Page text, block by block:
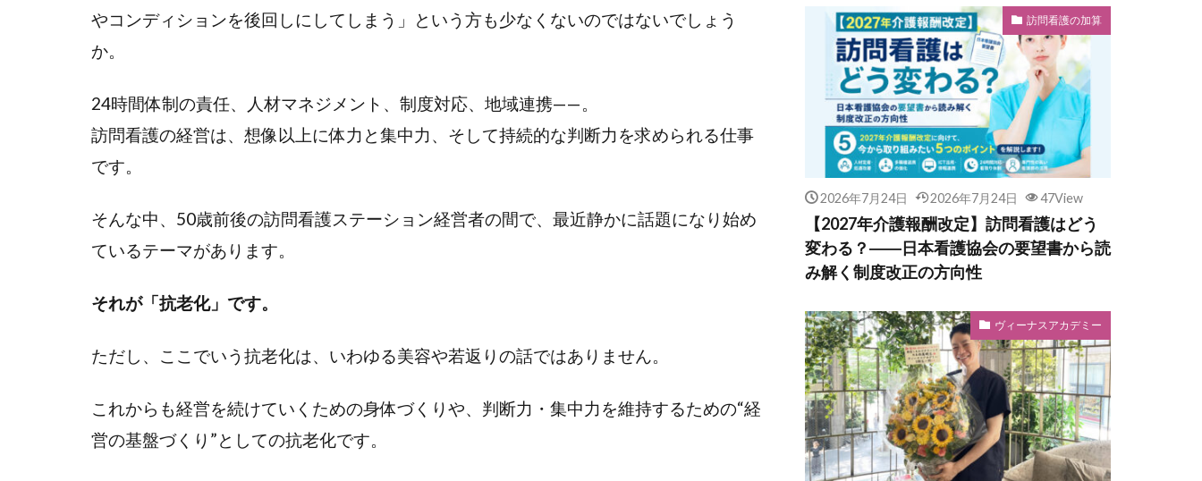
やコンディションを後回しにしてしまう」という方も少なくないのではないでしょう
か。
24時間体制の責任、人材マネジメント、制度対応、地域連携——。
訪問看護の経営は、想像以上に体力と集中力、そして持続的な判断力を求められる仕事
です。
そんな中、50歳前後の訪問看護ステーション経営者の間で、最近静かに話題になり始め
ているテーマがあります。
それが「抗老化」です。
ただし、ここでいう抗老化は、いわゆる美容や若返りの話ではありません。
これからも経営を続けていくための身体づくりや、判断力・集中力を維持するための“経
営の基盤づくり”としての抗老化です。
訪問看護の加算
2026年7月24日 2026年7月24日 47View
【2027年介護報酬改定】訪問看護はどう
変わる？――日本看護協会の要望書から読
み解く制度改正の方向性
ヴィーナスアカデミー